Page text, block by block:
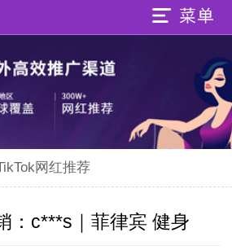
网红推荐
：c***s｜菲律宾 健身